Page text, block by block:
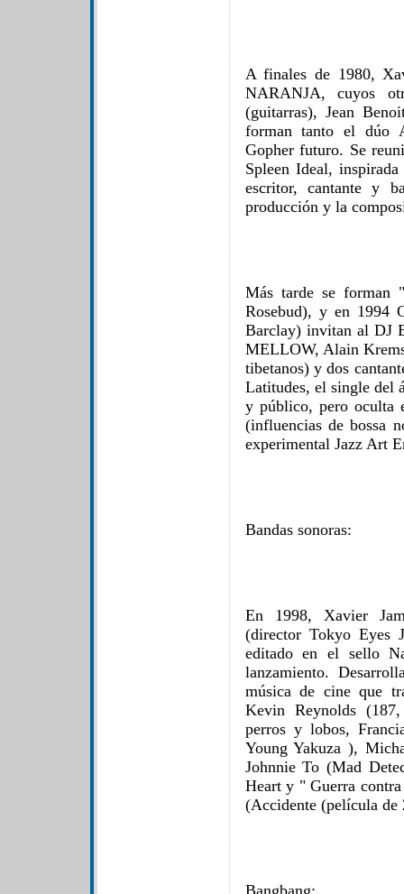
A finales de 1980,
NARANJA, cuyos
(guitarras), Jean
forman tanto el dúo
Gopher futuro. Se
Spleen Ideal,
escritor, cantante y
producción y la
Más tarde se forman
Rosebud), y en 1994
Barclay) invitan al DJ
MELLOW, Alain
tibetanos) y dos
Latitudes, el single del
y público, pero oculta
(influencias de bossa
experimental Jazz Art
Bandas sonoras:
En 1998, Xavier
(director Tokyo Eyes
editado en el sello
lanzamiento.
música de cine que
Kevin Reynolds
perros y lobos,
Young Yakuza ),
Johnnie To (Mad
Heart y " Guerra
(Accidente (película
Bangbang: